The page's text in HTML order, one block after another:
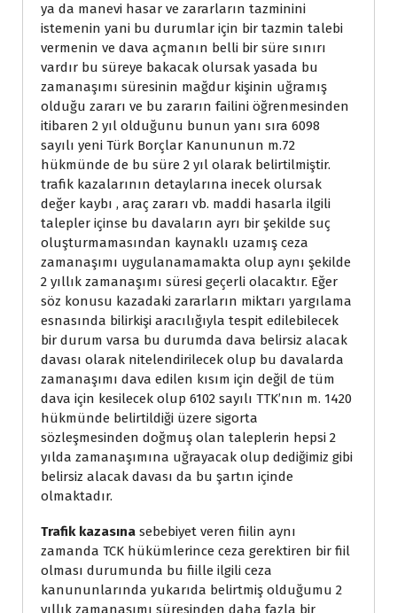
ya da manevi hasar ve zararların tazminini
istemenin yani bu durumlar için bir tazmin talebi
vermenin ve dava açmanın belli bir süre sınırı
vardır bu süreye bakacak olursak yasada bu
zamanaşımı süresinin mağdur kişinin uğramış
olduğu zararı ve bu zararın failini öğrenmesinden
itibaren 2 yıl olduğunu bunun yanı sıra 6098
sayılı yeni Türk Borçlar Kanununun m.72
hükmünde de bu süre 2 yıl olarak belirtilmiştir.
trafik kazalarının detaylarına inecek olursak
değer kaybı , araç zararı vb. maddi hasarla ilgili
talepler içinse bu davaların ayrı bir şekilde suç
oluşturmamasından kaynaklı uzamış ceza
zamanaşımı uygulanamamakta olup aynı şekilde
2 yıllık zamanaşımı süresi geçerli olacaktır. Eğer
söz konusu kazadaki zararların miktarı yargılama
esnasında bilirkişi aracılığıyla tespit edilebilecek
bir durum varsa bu durumda dava belirsiz alacak
davası olarak nitelendirilecek olup bu davalarda
zamanaşımı dava edilen kısım için değil de tüm
dava için kesilecek olup 6102 sayılı TTK’nın m. 1420
hükmünde belirtildiği üzere sigorta
sözleşmesinden doğmuş olan taleplerin hepsi 2
yılda zamanaşımına uğrayacak olup dediğimiz gibi
belirsiz alacak davası da bu şartın içinde
olmaktadır.
Trafik kazasına sebebiyet veren fiilin aynı
zamanda TCK hükümlerince ceza gerektiren bir fiil
olması durumunda bu fiille ilgili ceza
kanununlarında yukarıda belirtmiş olduğumu 2
yıllık zamanaşımı süresinden daha fazla bir